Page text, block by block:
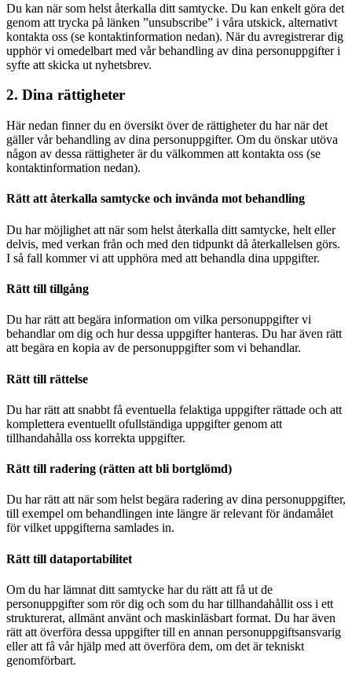
Du kan när som helst återkalla ditt samtycke. Du kan enkelt göra det
genom att trycka på länken ”unsubscribe” i våra utskick, alternativt
kontakta oss (se kontaktinformation nedan). När du avregistrerar dig
upphör vi omedelbart med vår behandling av dina personuppgifter i
syfte att skicka ut nyhetsbrev.
2. Dina rättigheter
Här nedan finner du en översikt över de rättigheter du har när det
gäller vår behandling av dina personuppgifter. Om du önskar utöva
någon av dessa rättigheter är du välkommen att kontakta oss (se
kontaktinformation nedan).
Rätt att återkalla samtycke och invända mot behandling
Du har möjlighet att när som helst återkalla ditt samtycke, helt eller
delvis, med verkan från och med den tidpunkt då återkallelsen görs.
I så fall kommer vi att upphöra med att behandla dina uppgifter.
Rätt till tillgång
Du har rätt att begära information om vilka personuppgifter vi
behandlar om dig och hur dessa uppgifter hanteras. Du har även rätt
att begära en kopia av de personuppgifter som vi behandlar.
Rätt till rättelse
Du har rätt att snabbt få eventuella felaktiga uppgifter rättade och att
komplettera eventuellt ofullständiga uppgifter genom att
tillhandahålla oss korrekta uppgifter.
Rätt till radering (rätten att bli bortglömd)
Du har rätt att när som helst begära radering av dina personuppgifter,
till exempel om behandlingen inte längre är relevant för ändamålet
för vilket uppgifterna samlades in.
Rätt till dataportabilitet
Om du har lämnat ditt samtycke har du rätt att få ut de
personuppgifter som rör dig och som du har tillhandahållit oss i ett
strukturerat, allmänt använt och maskinläsbart format. Du har även
rätt att överföra dessa uppgifter till en annan personuppgiftsansvarig
eller att få vår hjälp med att överföra dem, om det är tekniskt
genomförbart.